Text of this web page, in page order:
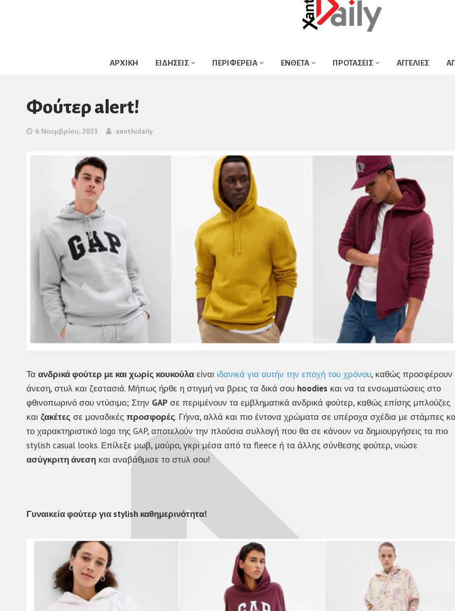
ΑΡΧΙΚΗ ΕΙΔΗΣΕΙΣ ΠΕΡΙΦΕΡΕΙΑ ΕΝΘΕΤΑ ΠΡΟΤΑΣΕΙΣ ΑΓΓΕΛΙΕΣ
Φούτερ alert!
6 Νοεμβρίου, 2023 xanthidaily
Τα ανδρικά φούτερ με και χωρίς κουκούλα είναι ιδανικά για αυτήν την εποχή του χρόνου, καθώς προσφέρουν
άνεση, στυλ και ζεστασιά. Μήπως ήρθε η στιγμή να βρεις τα δικά σου hoodies και να τα ενσωματώσεις στο
φθινοπωρινό σου ντύσιμο; Στην GAP σε περιμένουν τα εμβληματικά ανδρικά φούτερ, καθώς επίσης μπλούζες
και ζακέτες σε μοναδικές προσφορές. Γήινα, αλλά και πιο έντονα χρώματα σε υπέροχα σχέδια με στάμπες
το χαρακτηριστικό logo της GAP, αποτελούν την πλούσια συλλογή που θα σε κάνουν να δημιουργήσεις τα πιο
stylish casual looks. Επίλεξε μωβ, μαύρο, γκρι μέσα από τα fleece ή τα άλλης σύνθεσης φούτερ, νιώσε
ασύγκριτη άνεση και αναβάθμισε το στυλ σου!
Γυναικεία φούτερ για stylish καθημερινότητα!